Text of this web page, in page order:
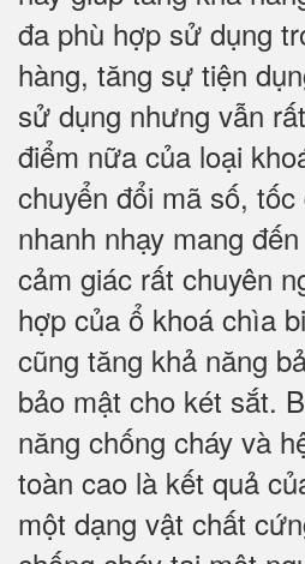
đa phù hợp sử dụng
hàng, tăng sự tiện
sử dụng nhưng vẫn
điểm nữa của loại
chuyển đổi mã số,
nhanh nhạy mang
cảm giác rất chuyên
hợp của ổ khoá chìa
cũng tăng khả năng
bảo mật cho két sắt.
năng chống cháy và
toàn cao là kết quả
một dạng vật chất